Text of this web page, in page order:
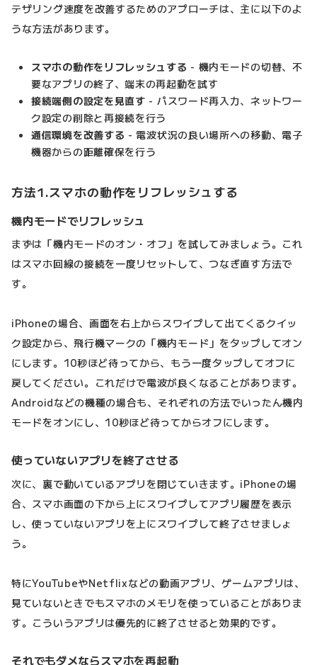
テザリング速度を改善するためのアプローチは、主に以下のよ
うな方法があります。
スマホの動作をリフレッシュする - 機内モードの切替、不
要なアプリの終了、端末の再起動を試す
接続端側の設定を見直す - パスワード再入力、ネットワー
ク設定の削除と再接続を行う
通信環境を改善する - 電波状況の良い場所への移動、電子
機器からの距離確保を行う
方法1.スマホの動作をリフレッシュする
機内モードでリフレッシュ
まずは「機内モードのオン・オフ」を試してみましょう。これ
はスマホ回線の接続を一度リセットして、つなぎ直す方法で
す。
iPhoneの場合、画面を右上からスワイプして出てくるクイッ
ク設定から、飛行機マークの「機内モード」をタップしてオン
にします。10秒ほど待ってから、もう一度タップしてオフに
戻してください。これだけで電波が良くなることがあります。
Androidなどの機種の場合も、それぞれの方法でいったん機内
モードをオンにし、10秒ほど待ってからオフにします。
使っていないアプリを終了させる
次に、裏で動いているアプリを閉じていきます。iPhoneの場
合、スマホ画面の下から上にスワイプしてアプリ履歴を表示
し、使っていないアプリを上にスワイプして終了させましょ
う。
特にYouTubeやNetflixなどの動画アプリ、ゲームアプリは、
見ていないときでもスマホのメモリを使っていることがありま
す。こういうアプリは優先的に終了させると効果的です。
それでもダメならスマホを再起動